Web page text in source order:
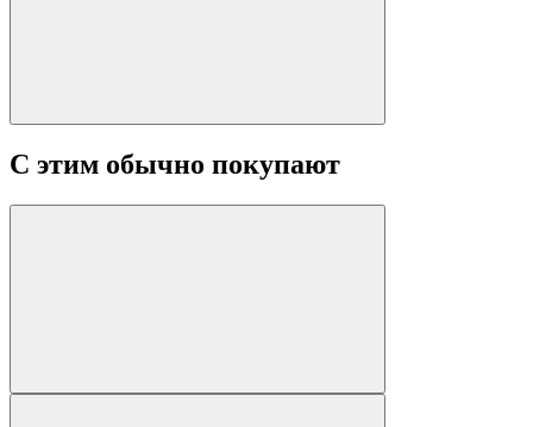
С этим обычно покупают